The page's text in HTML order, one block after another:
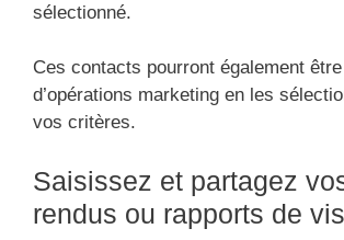
sélectionné.
Ces contacts pourront également
d’opérations marketing en les
vos critères.
Saisissez et partagez
rendus ou rapports de